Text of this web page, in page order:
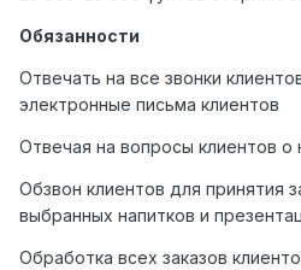
Обязанности
Отвечать на все звонки
электронные письма клиентов
Отвечая на вопросы клиентов о
Обзвон клиентов для принятия
выбранных напитков и
Обработка всех заказов